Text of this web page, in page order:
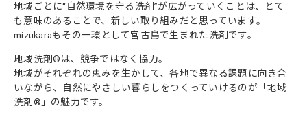
地域ごとに“自然環境を守る洗剤”が広がっていくことは、とて
も意味のあることで、新しい取り組みだと思っています。
mizukaraもその一環として宮古島で生まれた洗剤です。
地域洗剤®︎は、競争ではなく協力。
地域がそれぞれの恵みを生かして、各地で異なる課題に向き合
いながら、自然にやさしい暮らしをつくっていけるのが「地域
洗剤®︎」の魅力です。